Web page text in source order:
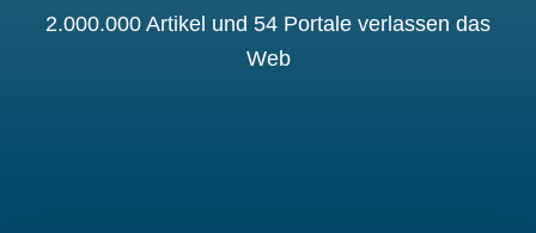
2.000.000 Artikel und 54 Portale verlassen das
Web